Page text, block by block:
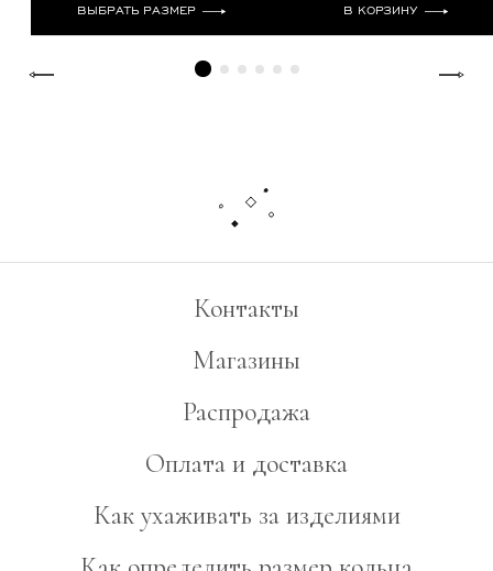
ВЫБРАТЬ РАЗМЕР В КОРЗИНУ
Контакты
Магазины
Распродажа
Оплата и доставка
Как ухаживать за изделиями